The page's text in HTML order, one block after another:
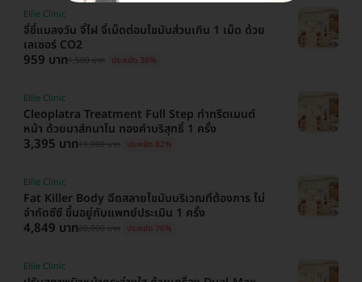
จี้ขี้แมลงวัน จี้ไฝ จี้เม็ดต่อมไขมันส่วนเกิน 1 เม็ด ด้วย
เลเซอร์ CO2
Ellie Clinic
959 บาท1,500 บาท ประหยัด 36%
Cleoplatra Treatment Full Step ทำทรีตเมนต์
หน้า ด้วยมาส์กนาโน ทองคำบริสุทธิ์ 1 ครั้ง
Ellie Clinic
3,395 บาท19,000 บาท ประหยัด 82%
Fat Killer Body ฉีดสลายไขมันบริเวณที่ต้องการ ไม่
จำกัดซีซี ขึ้นอยู่กับแพทย์ประเมิน 1 ครั้ง
Ellie Clinic
4,849 บาท20,000 บาท ประหยัด 76%
Ellie Clinic